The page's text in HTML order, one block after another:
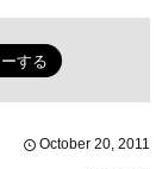
October 20 2011